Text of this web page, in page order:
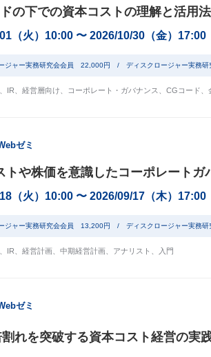
の下での資本コストの理解と活用法
（火）10:00 〜 2026/10/30（金）17:00
ジャー実務研究会会員 22,000円 / ディスクロージャー実務
IR 経営層向け コーポレート・ガバナンス CGコード
ゼミ
トや株価を意識したコーポレートガ
（火）10:00 〜 2026/09/17（木）17:00
ジャー実務研究会会員 13,200円 / ディスクロージャー実務
IR 経営計画 中期経営計画 アナリスト 入門
ゼミ
れを突破する資本コスト経営の実